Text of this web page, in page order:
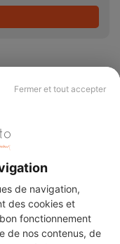
Fermer et tout accepter
de navigation,
des cookies et
fonctionnement
de nos contenus, de
DE
de notre réseau de 5 000